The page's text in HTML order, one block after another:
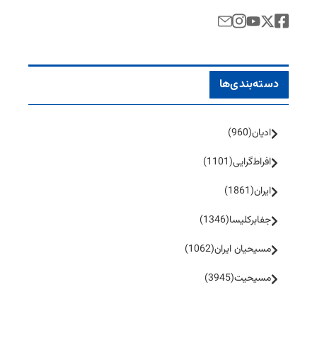
دسته‌بندی‌ها
ادیان(960)
افراط‌گرایی(1101)
ایران(1861)
جفا‌بر‌کلیسا(1346)
مسیحیان ایران(1062)
مسیحیت(3945)